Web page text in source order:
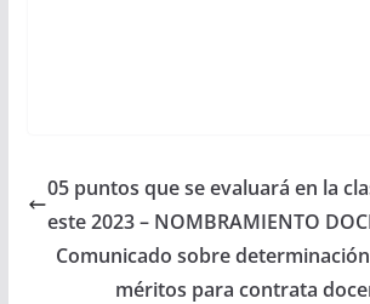
05 puntos que se evaluará en la
este 2023 – NOMBRAMIENTO
Comunicado sobre
méritos para contrata